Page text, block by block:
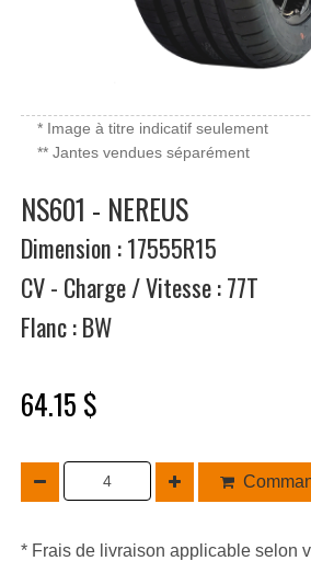
* Image à titre indicatif seulement
** Jantes vendues séparément
NS601 - NEREUS
Dimension : 17555R15
CV - Charge / Vitesse : 77T
Flanc : BW
64.15 $
* Frais de livraison applicable selon